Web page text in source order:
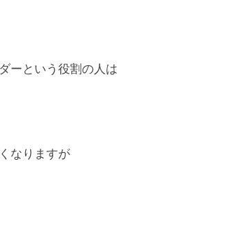
ーという役割の人は
なりますが